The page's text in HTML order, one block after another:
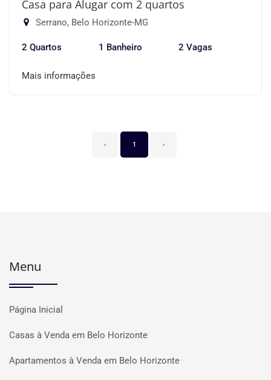
Casa para Alugar com 2 quartos
Serrano, Belo Horizonte-MG
2 Quartos 1 Banheiro 2 Vagas
Mais informações
‹ 1 ›
Menu
Página Inicial
Casas à Venda em Belo Horizonte
Apartamentos à Venda em Belo Horizonte